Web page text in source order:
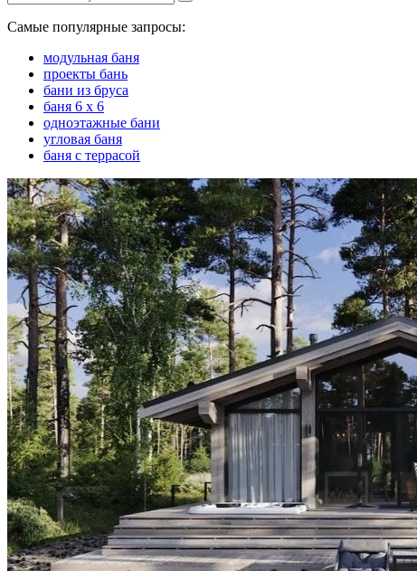
Самые популярные запросы:
модульная баня
проекты бань
бани из бруса
баня 6 х 6
одноэтажные бани
угловая баня
баня с террасой